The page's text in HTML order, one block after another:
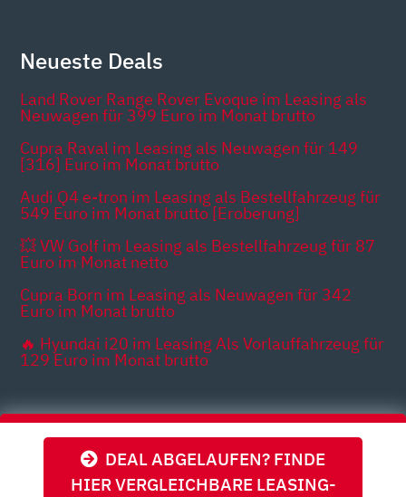
DEAL ABGELAUFEN? FINDE
HIER VERGLEICHBARE LEASING-
Neueste Deals
Land Rover Range Rover Evoque im Leasing als
Neuwagen für 399 Euro im Monat brutto
Cupra Raval im Leasing als Neuwagen für 149
[316] Euro im Monat brutto
Audi Q4 e-tron im Leasing als Bestellfahrzeug für
549 Euro im Monat brutto [Eroberung]
💥 VW Golf im Leasing als Bestellfahrzeug für 87
Euro im Monat netto
Cupra Born im Leasing als Neuwagen für 342
Euro im Monat brutto
🔥 Hyundai i20 im Leasing Als Vorlauffahrzeug für
129 Euro im Monat brutto